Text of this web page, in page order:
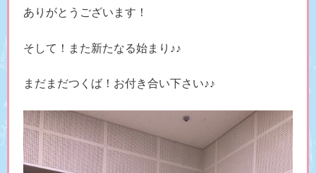
ありがとうございます！
そして！また新たなる始まり♪♪
まだまだつくば！お付き合い下さい♪♪